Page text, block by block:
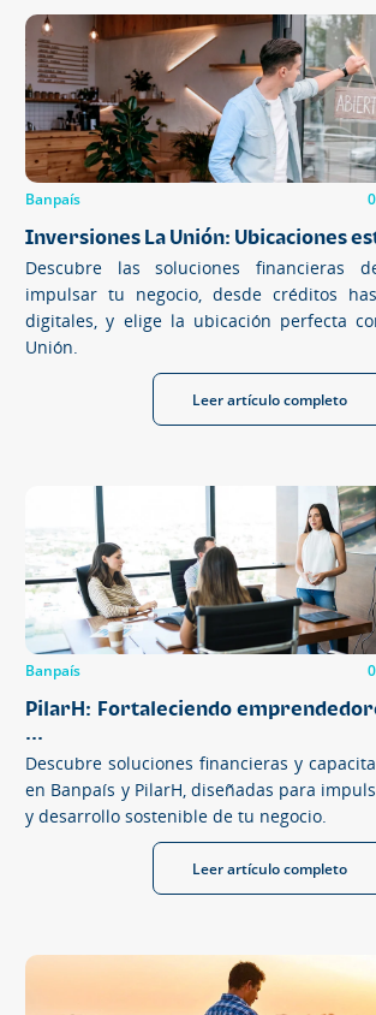
Banpaís
Inversiones La Unión: Ubicaciones
Descubre las soluciones financieras
impulsar tu negocio, desde créditos
digitales, y elige la ubicación perfecta
Unión.
Leer artículo completo
Banpaís
PilarH: Fortaleciendo
...
Descubre soluciones financieras y
en Banpaís y PilarH, diseñadas para
y desarrollo sostenible de tu negocio.
Leer artículo completo